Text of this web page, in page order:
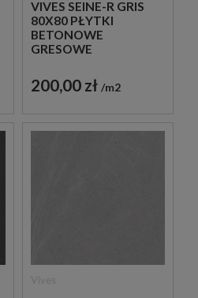
VIVES SEINE-R GRIS
80X80 PŁYTKI
BETONOWE
GRESOWE
200,00 zł m2